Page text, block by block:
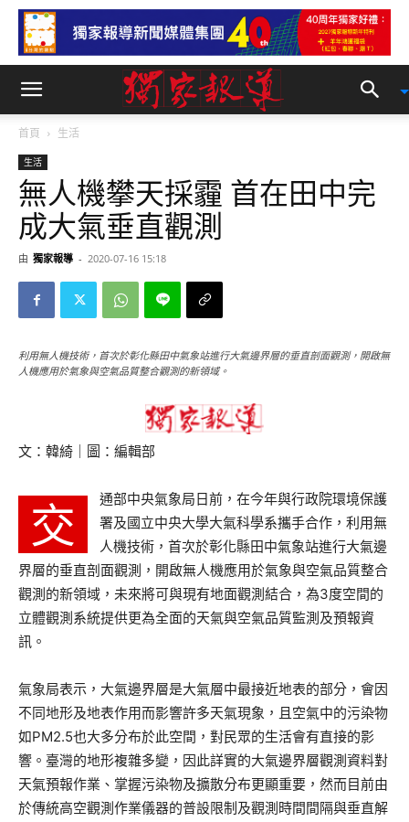
首頁 生活
生活
無人機攀天採霾 首在田中完
成大氣垂直觀測
由 獨家報導 - 2020-07-16 15:18
利用無人機技術，首次於彰化縣田中氣象站進行大氣邊界層的垂直剖面觀測，開啟無
人機應用於氣象與空氣品質整合觀測的新領域。
文：韓綺｜圖：編輯部
交
通部中央氣象局日前，在今年與行政院環境保護
署及國立中央大學大氣科學系攜手合作，利用無
人機技術，首次於彰化縣田中氣象站進行大氣邊
界層的垂直剖面觀測，開啟無人機應用於氣象與空氣品質整合
觀測的新領域，未來將可與現有地面觀測結合，為3度空間的
立體觀測系統提供更為全面的天氣與空氣品質監測及預報資
訊。
氣象局表示，大氣邊界層是大氣層中最接近地表的部分，會因
不同地形及地表作用而影響許多天氣現象，且空氣中的污染物
如PM2.5也大多分布於此空間，對民眾的生活會有直接的影
響。臺灣的地形複雜多變，因此詳實的大氣邊界層觀測資料對
天氣預報作業、掌握污染物及擴散分布更顯重要，然而目前由
於傳統高空觀測作業儀器的普設限制及觀測時間間隔與垂直解